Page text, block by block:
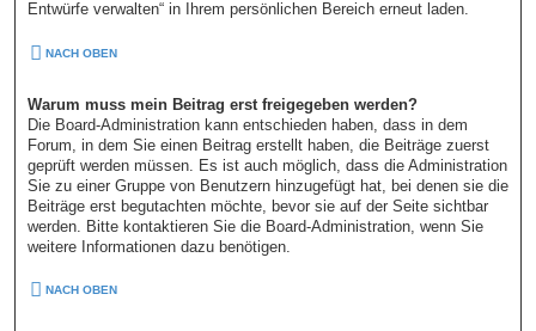
Entwürfe verwalten“ in Ihrem persönlichen Bereich erneut laden.
NACH OBEN
Warum muss mein Beitrag erst freigegeben werden?
Die Board-Administration kann entschieden haben, dass in dem
Forum, in dem Sie einen Beitrag erstellt haben, die Beiträge zuerst
geprüft werden müssen. Es ist auch möglich, dass die Administration
Sie zu einer Gruppe von Benutzern hinzugefügt hat, bei denen sie die
Beiträge erst begutachten möchte, bevor sie auf der Seite sichtbar
werden. Bitte kontaktieren Sie die Board-Administration, wenn Sie
weitere Informationen dazu benötigen.
NACH OBEN